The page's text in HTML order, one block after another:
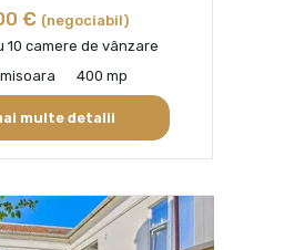
€ (negociabil)
10 camere de vânzare
400 mp
multe detalii